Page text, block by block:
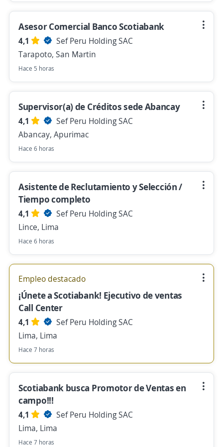
Asesor Comercial Banco Scotiabank
4,1
Sef Peru Holding SAC
Tarapoto, San Martin
Hace 5 horas
Supervisor(a) de Créditos sede Abancay
4,1
Sef Peru Holding SAC
Abancay, Apurimac
Hace 6 horas
Asistente de Reclutamiento y Selección /
Tiempo completo
4,1
Sef Peru Holding SAC
Lince, Lima
Hace 6 horas
Empleo destacado
¡Únete a Scotiabank! Ejecutivo de ventas
Call Center
4,1
Sef Peru Holding SAC
Lima, Lima
Hace 7 horas
Scotiabank busca Promotor de Ventas en
campo!!!
4,1
Sef Peru Holding SAC
Lima, Lima
Hace 7 horas